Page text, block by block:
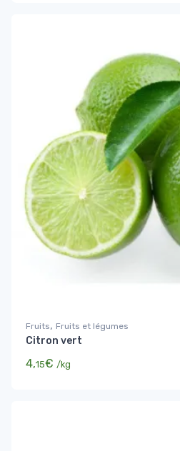
Fruits, Fruits et légumes
Citron vert
4,15€ /kg